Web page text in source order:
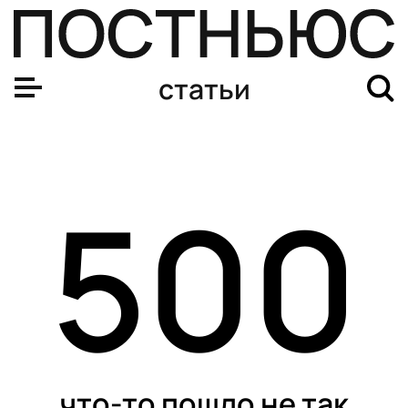
статьи
500